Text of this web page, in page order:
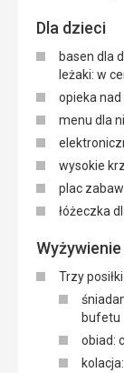
Dla dzieci
basen dla
leżaki: w
opieka nad
menu dla
wysokie
plac zabaw
łóżeczka
Wyżywienie
Trzy posiłki
bufetu
obiad: